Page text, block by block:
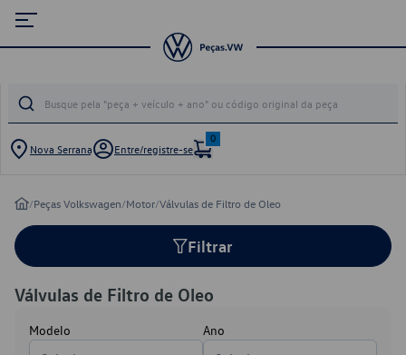
Nova Serrana Entre/registre-se
0
/Peças Volkswagen/Motor/Válvulas de Filtro de Oleo
Filtrar
Válvulas de Filtro de Oleo
Modelo Ano